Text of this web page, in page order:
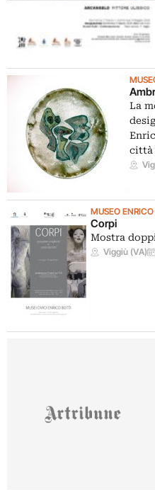
La
città
MUSEO
Corpi
Mostra
Viggiù (VA)